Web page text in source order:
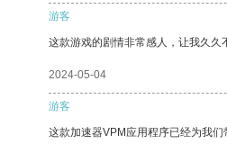
游客
这款游戏的剧情非常感人，让我久久
2024-05-04
游客
这款加速器VPM应用程序已经为我们